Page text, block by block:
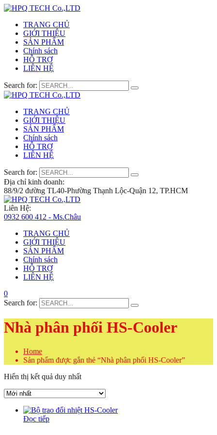
TRANG CHỦ
GIỚI THIỆU
SẢN PHẨM
Chính sách
HỖ TRỢ
LIÊN HỆ
Search for:
TRANG CHỦ
GIỚI THIỆU
SẢN PHẨM
Chính sách
HỖ TRỢ
LIÊN HỆ
Search for:
Địa chỉ kinh doanh:
88/9/2 đường TL40-Phường Thạnh Lộc-Quận 12, TP.HCM
Liên Hệ:
0932 600 412 - Ms.Châu
TRANG CHỦ
GIỚI THIỆU
SẢN PHẨM
Chính sách
HỖ TRỢ
LIÊN HỆ
0
Search for:
Nhà phân phối HS-Cooler
Home
Sản phẩm được gắn thẻ “Nhà phân phối HS-Cooler”
Hiển thị kết quả duy nhất
Đọc tiếp